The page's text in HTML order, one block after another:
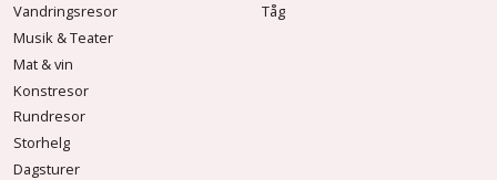
Vandringsresor
Musik & Teater
Mat & vin
Konstresor
Rundresor
Storhelg
Dagsturer
Tåg